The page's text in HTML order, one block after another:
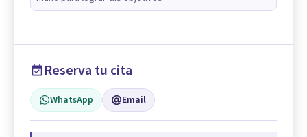
Reserva tu cita
WhatsApp Email